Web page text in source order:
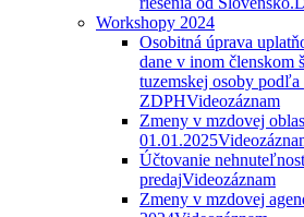
Workshopy 2024
Osobitná úprava
dane v inom členskom
tuzemskej osoby podľa
ZDPHVideozáznam
Zmeny v mzdovej
01.01.2025
Účtovanie
predajVideozáznam
Zmeny v mzdovej